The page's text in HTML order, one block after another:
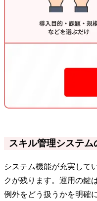
スキル管理システム
システム機能が充実して
クが残ります。運用の鍵
例外をどう扱うかを明確